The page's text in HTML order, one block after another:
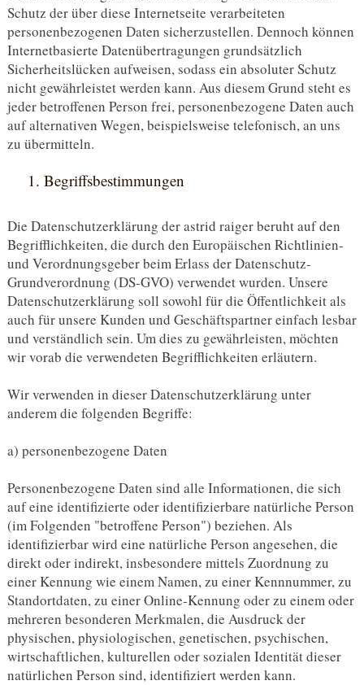
Schutz der über diese Internetseite verarbeiteten
personenbezogenen Daten sicherzustellen. Dennoch können
Internetbasierte Datenübertragungen grundsätzlich
Sicherheitslücken aufweisen, sodass ein absoluter Schutz
nicht gewährleistet werden kann. Aus diesem Grund steht es
jeder betroffenen Person frei, personenbezogene Daten auch
auf alternativen Wegen, beispielsweise telefonisch, an uns
zu übermitteln.
1. Begriffsbestimmungen
Die Datenschutzerklärung der astrid raiger beruht auf den
Begrifflichkeiten, die durch den Europäischen Richtlinien-
und Verordnungsgeber beim Erlass der Datenschutz-
Grundverordnung (DS-GVO) verwendet wurden. Unsere
Datenschutzerklärung soll sowohl für die Öffentlichkeit als
auch für unsere Kunden und Geschäftspartner einfach lesbar
und verständlich sein. Um dies zu gewährleisten, möchten
wir vorab die verwendeten Begrifflichkeiten erläutern.
Wir verwenden in dieser Datenschutzerklärung unter
anderem die folgenden Begriffe:
a) personenbezogene Daten
Personenbezogene Daten sind alle Informationen, die sich
auf eine identifizierte oder identifizierbare natürliche Person
(im Folgenden "betroffene Person") beziehen. Als
identifizierbar wird eine natürliche Person angesehen, die
direkt oder indirekt, insbesondere mittels Zuordnung zu
einer Kennung wie einem Namen, zu einer Kennnummer, zu
Standortdaten, zu einer Online-Kennung oder zu einem oder
mehreren besonderen Merkmalen, die Ausdruck der
physischen, physiologischen, genetischen, psychischen,
wirtschaftlichen, kulturellen oder sozialen Identität dieser
natürlichen Person sind, identifiziert werden kann.